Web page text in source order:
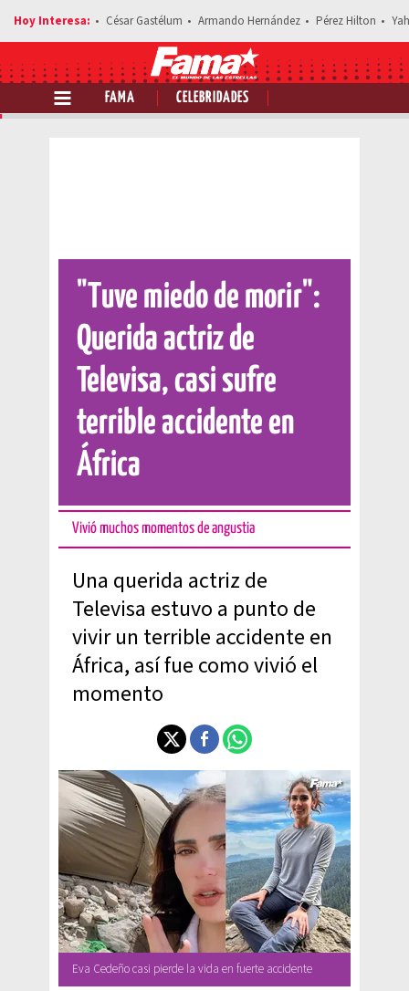
César Gastélum Armando Hernández Pérez Hilton
FAMA CELEBRIDADES
Comparte esta noticia
"Tuve miedo de morir":
Querida actriz de
Televisa, casi sufre
terrible accidente en
África
Vivió muchos momentos de angustia
Una querida actriz de
Televisa estuvo a punto de
vivir un terrible accidente en
África, así fue como vivió el
momento
Eva Cedeño casi pierde la vida en fuerte accidente